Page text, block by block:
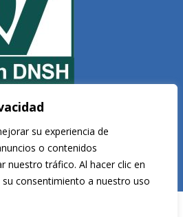
su experiencia de
o contenidos
nuestro tráfico. Al hacer clic en
su consentimiento a nuestro uso
Desarrollado por Vega Consultores